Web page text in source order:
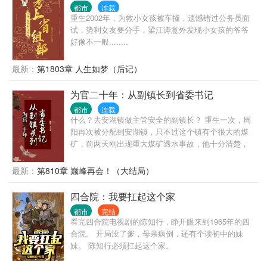
都市 连载
重生2002年，为救小女孩被车撞，遗憾错过公务员面
试，势利女友要分手，梁江涛意外发现小女孩的爷爷
好像不一般........
最新： 第1803章 人生如梦（后记）
为官二十年：从副镇长到省委书记
都市 连载
什么？去安湖镇做主管安全的副镇长？ 重生一次，周
阳再次被分配到安湖镇，只不过这个镇有个很大的煤
矿，前两天刚出现重大煤矿透水事故，他十分清楚，
最新： 第810章 巅峰再会！（大结局）
四合院：我要扛起这个家
都市 完结
看完四合院电视剧的陈知行，睁开眼来到1965年的四
合院。 开局没了爹，母亲病倒，还有个读初中的妹
妹。 陈知行必须扛起这个家。